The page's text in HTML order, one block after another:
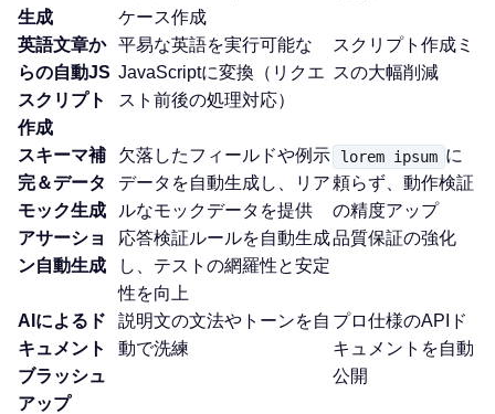
生成
ケース作成
英語文章か
らの自動JS
スクリプト
作成
平易な英語を実行可能な
JavaScriptに変換（リクエ
スト前後の処理対応）
スクリプト作成ミ
スの大幅削減
スキーマ補
完＆データ
モック生成
欠落したフィールドや例示
データを自動生成し、リア
ルなモックデータを提供
lorem ipsum に
頼らず、動作検証
の精度アップ
アサーショ
ン自動生成
応答検証ルールを自動生成
し、テストの網羅性と安定
性を向上
品質保証の強化
AIによるド
キュメント
ブラッシュ
アップ
説明文の文法やトーンを自
動で洗練
プロ仕様のAPIド
キュメントを自動
公開